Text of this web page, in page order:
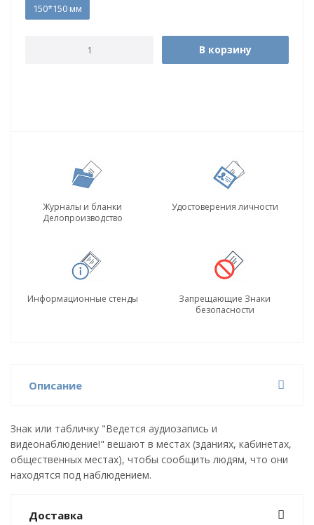
150*150 мм
В корзину
Журналы и бланки
Делопроизводство
Удостоверения личности
Информационные стенды
Запрещающие Знаки
безопасности
Описание
Знак или табличку "Ведется аудиозапись и
видеонаблюдение!" вешают в местах (зданиях, кабинетах,
общественных местах), чтобы сообщить людям, что они
находятся под наблюдением.
Доставка